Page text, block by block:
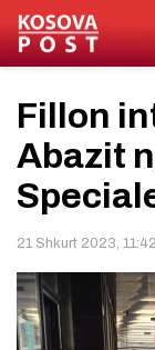
Fillon
Abazit
21 Shkurt 2023, 11:42